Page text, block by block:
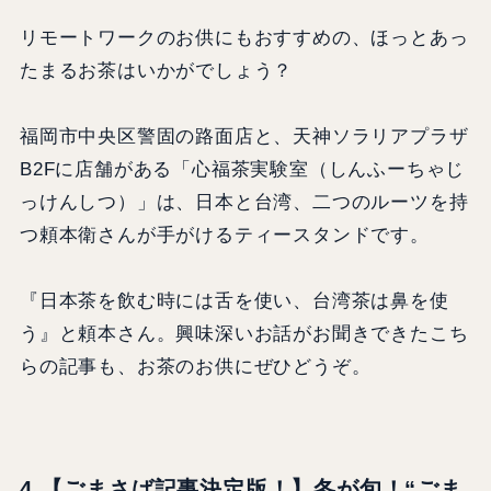
リモートワークのお供にもおすすめの、ほっとあっ
たまるお茶はいかがでしょう？
福岡市中央区警固の路面店と、天神ソラリアプラザ
B2Fに店舗がある「心福茶実験室（しんふーちゃじ
っけんしつ）」は、日本と台湾、二つのルーツを持
つ頼本衛さんが手がけるティースタンドです。
『日本茶を飲む時には舌を使い、台湾茶は鼻を使
う』と頼本さん。興味深いお話がお聞きできたこち
らの記事も、お茶のお供にぜひどうぞ。